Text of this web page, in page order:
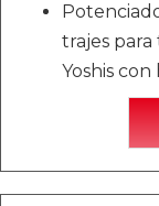
trajes
Yoshis